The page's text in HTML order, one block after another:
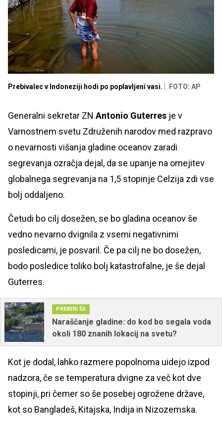
Prebivalec v Indoneziji hodi po poplavljeni vasi. FOTO: AP
Generalni sekretar ZN Antonio Guterres je v
Varnostnem svetu Združenih narodov med razpravo
o nevarnosti višanja gladine oceanov zaradi
segrevanja ozračja dejal, da se upanje na omejitev
globalnega segrevanja na 1,5 stopinje Celzija zdi vse
bolj oddaljeno.
Četudi bo cilj dosežen, se bo gladina oceanov še
vedno nevarno dvignila z vsemi negativnimi
posledicami, je posvaril. Če pa cilj ne bo dosežen,
bodo posledice toliko bolj katastrofalne, je še dejal
Guterres.
PREBERI ŠE
Naraščanje gladine: do kod bo segala voda
okoli 180 znanih lokacij na svetu?
Kot je dodal, lahko razmere popolnoma uidejo izpod
nadzora, če se temperatura dvigne za več kot dve
stopinji, pri čemer so še posebej ogrožene države,
kot so Bangladeš, Kitajska, Indija in Nizozemska.